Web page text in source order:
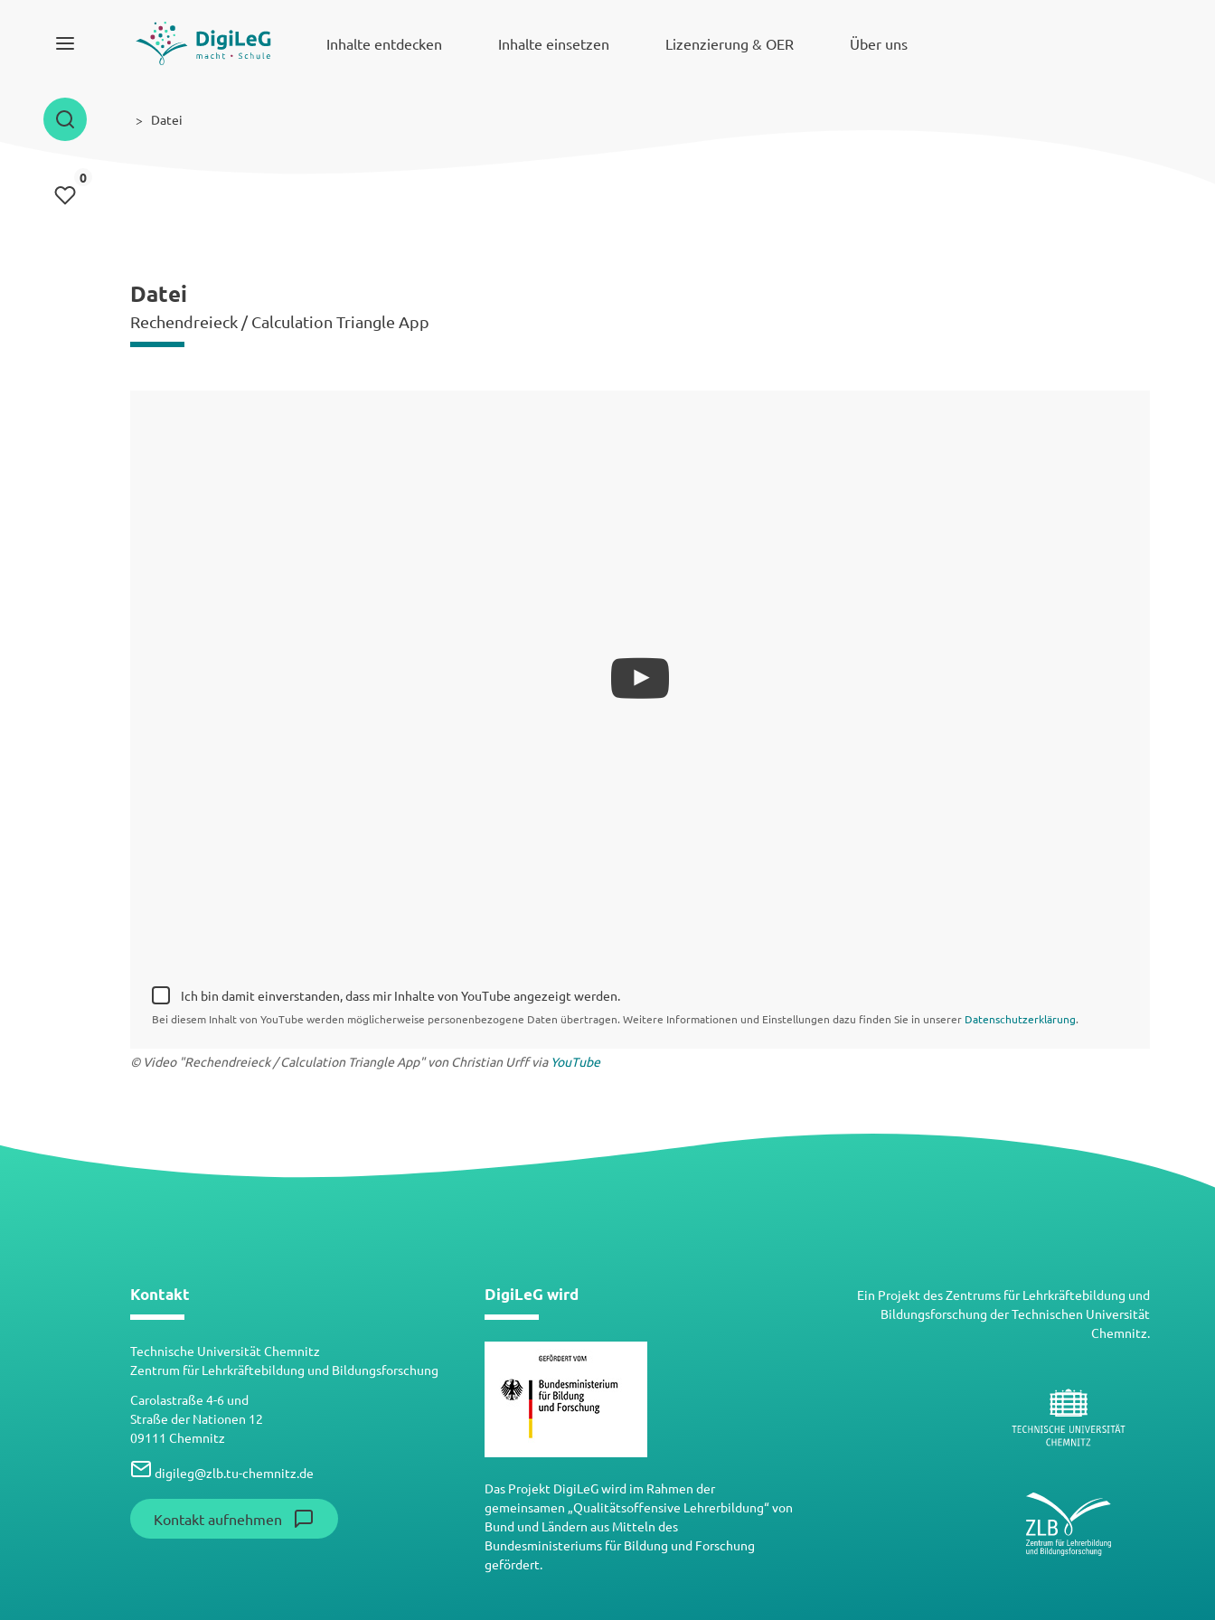
Inhalte entdecken Inhalte einsetzen Lizenzierung & OER Über uns
0Inhalte gemerkt
Datei
Datei
Rechendreieck / Calculation Triangle App
Ich bin damit einverstanden, dass mir Inhalte von YouTube angezeigt werden.
Bei diesem Inhalt von YouTube werden möglicherweise personenbezogene Daten übertragen. Weitere Informationen und Einstellungen dazu finden Sie in unserer Datenschutzerklärung.
© Video "Rechendreieck / Calculation Triangle App" von Christian Urff via YouTube
Kontakt
Technische Universität Chemnitz
Zentrum für Lehrkräftebildung und Bildungsforschung
Carolastraße 4-6 und
Straße der Nationen 12
09111 Chemnitz
digileg@zlb.tu-chemnitz.de
Kontakt aufnehmen
DigiLeG wird
Das Projekt DigiLeG wird im Rahmen der
gemeinsamen „Qualitätsoffensive Lehrerbildung“ von
Bund und Ländern aus Mitteln des
Bundesministeriums für Bildung und Forschung
gefördert.
Ein Projekt desZentrums für Lehrkräftebildung und
Bildungsforschung derTechnischen Universität
Chemnitz